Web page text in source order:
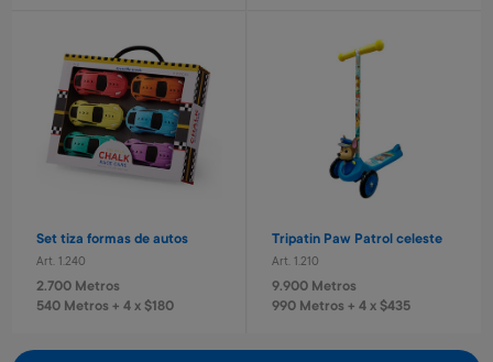
Set tiza formas de autos
Art. 1.240
2.700 Metros
540 Metros + 4 x $180
Tripatin Paw Patrol celeste
Art. 1.210
9.900 Metros
990 Metros + 4 x $435